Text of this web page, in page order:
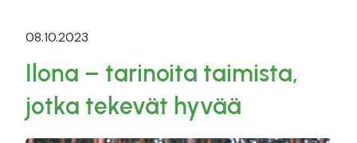
08.10.2023
Ilona – tarinoita taimista,
jotka tekevät hyvää